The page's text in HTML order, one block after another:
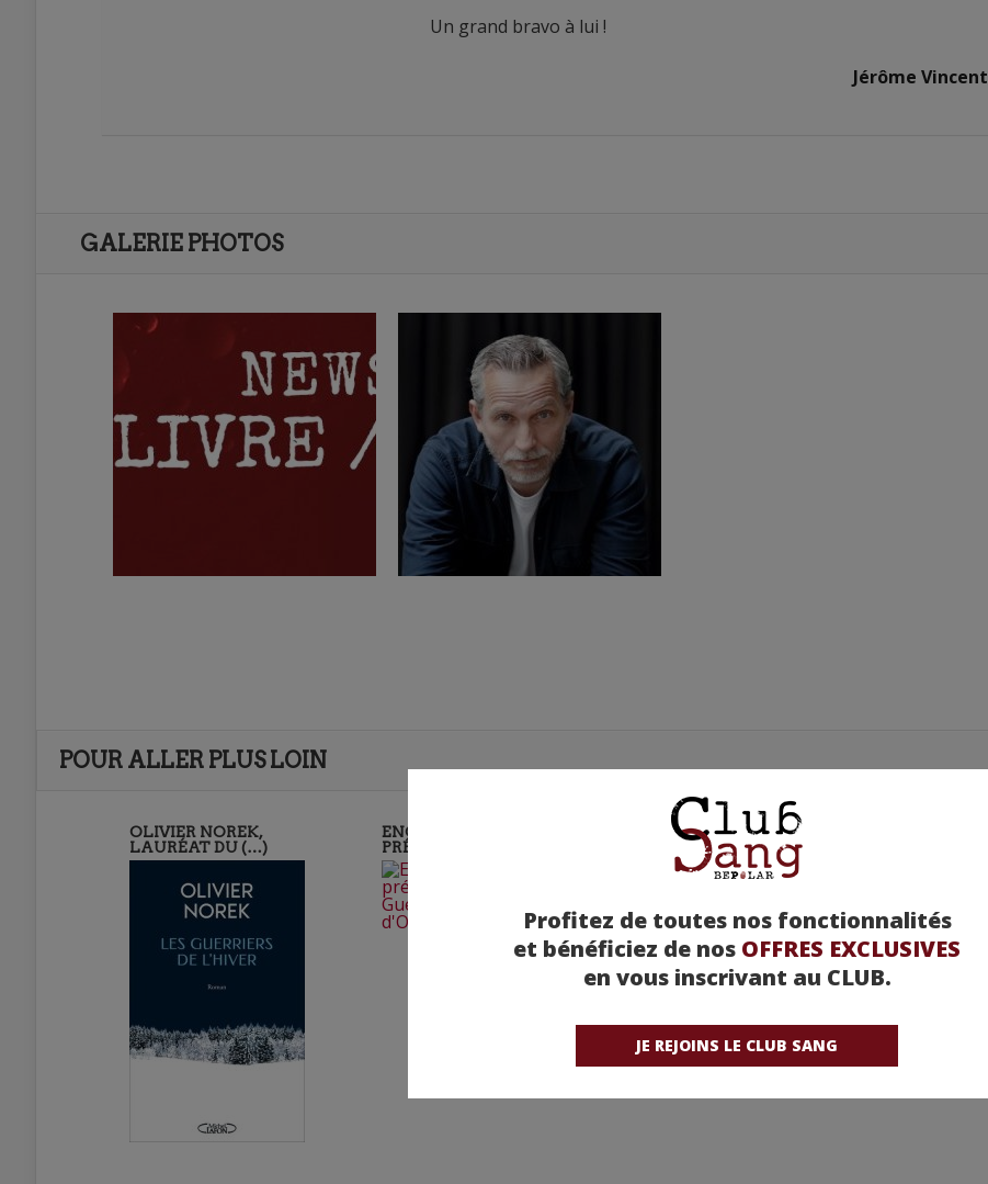
Profitez de toutes nos fonctionnalités
et bénéficiez de nos OFFRES EXCLUSIVES
en vous inscrivant au CLUB.
JE REJOINS LE CLUB SANG
Un grand bravo à lui !
Jérôme Vincent
GALERIE PHOTOS
POUR ALLER PLUS LOIN
OLIVIER NOREK,
LAURÉAT DU (…)
ENCORE UNE
PRÉSÉLECTION (…)
OLIVIER NOREK
REMPORTE LE (…)